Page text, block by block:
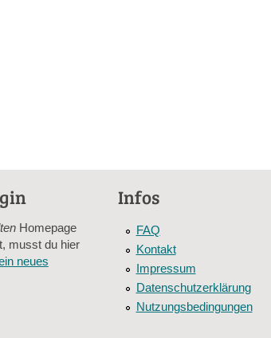
Homepage
musst du hier
neues
Infos
FAQ
Kontakt
Impressum
Datenschutzerklärung
Nutzungsbedingungen